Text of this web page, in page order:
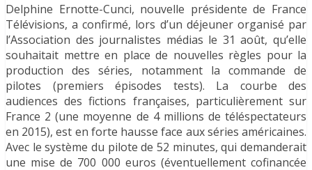
Delphine Ernotte-Cunci, nouvelle présidente de France
Télévisions, a confirmé, lors d’un déjeuner organisé par
l’Association des journalistes médias le 31 août, qu’elle
souhaitait mettre en place de nouvelles règles pour la
production des séries, notamment la commande de
pilotes (premiers épisodes tests). La courbe des
audiences des fictions françaises, particulièrement sur
France 2 (une moyenne de 4 millions de téléspectateurs
en 2015), est en forte hausse face aux séries américaines.
Avec le système du pilote de 52 minutes, qui demanderait
une mise de 700 000 euros (éventuellement cofinancée